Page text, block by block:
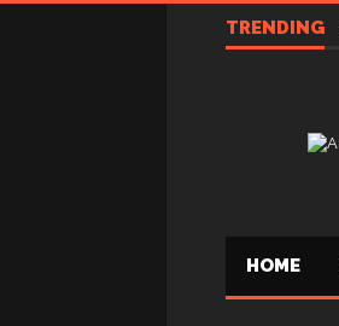
TRENDING
HOME